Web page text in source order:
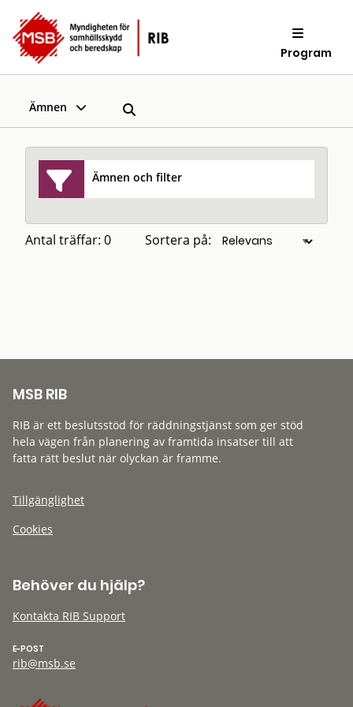
Program
Ämnen
Ämnen och filter
Antal träffar: 0 Sortera på:
MSB RIB
RIB är ett beslutsstöd för räddningstjänst som ger stöd
hela vägen från planering av framtida insatser till att
fatta rätt beslut när olyckan är framme.
Tillgänglighet
Cookies
Behöver du hjälp?
Kontakta RIB Support
E-POST
rib@msb.se